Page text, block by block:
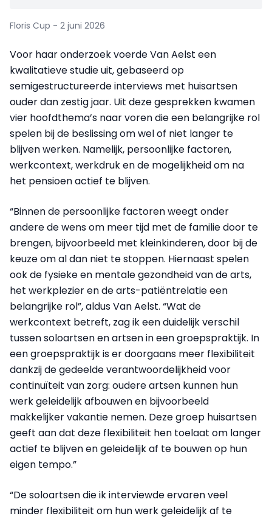
Floris Cup - 2 juni 2026
Voor haar onderzoek voerde Van Aelst een
kwalitatieve studie uit, gebaseerd op
semigestructureerde interviews met huisartsen
ouder dan zestig jaar. Uit deze gesprekken kwamen
vier hoofdthema’s naar voren die een belangrijke rol
spelen bij de beslissing om wel of niet langer te
blijven werken. Namelijk, persoonlijke factoren,
werkcontext, werkdruk en de mogelijkheid om na
het pensioen actief te blijven.
“Binnen de persoonlijke factoren weegt onder
andere de wens om meer tijd met de familie door te
brengen, bijvoorbeeld met kleinkinderen, door bij de
keuze om al dan niet te stoppen. Hiernaast spelen
ook de fysieke en mentale gezondheid van de arts,
het werkplezier en de arts-patiëntrelatie een
belangrijke rol”, aldus Van Aelst. “Wat de
werkcontext betreft, zag ik een duidelijk verschil
tussen soloartsen en artsen in een groepspraktijk. In
een groepspraktijk is er doorgaans meer flexibiliteit
dankzij de gedeelde verantwoordelijkheid voor
continuïteit van zorg: oudere artsen kunnen hun
werk geleidelijk afbouwen en bijvoorbeeld
makkelijker vakantie nemen. Deze groep huisartsen
geeft aan dat deze flexibiliteit hen toelaat om langer
actief te blijven en geleidelijk af te bouwen op hun
eigen tempo.”
“De soloartsen die ik interviewde ervaren veel
minder flexibiliteit om hun werk geleidelijk af te